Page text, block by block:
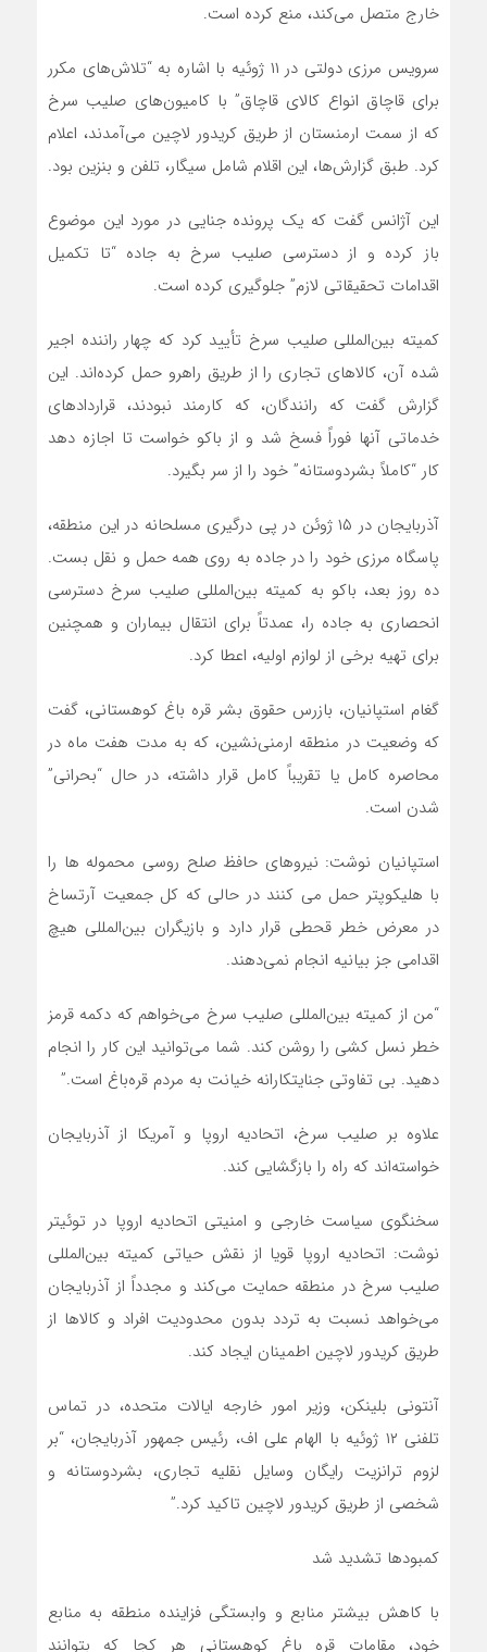
خارج متصل می‌کند، منع کرده است.
سرویس مرزی دولتی در ۱۱ ژوئیه با اشاره به “تلاش‌های مکرر
برای قاچاق انواع کالای قاچاق” با کامیون‌های صلیب سرخ
که از سمت ارمنستان از طریق کریدور لاچین می‌آمدند، اعلام
کرد. طبق گزارش‌ها، این اقلام شامل سیگار، تلفن و بنزین بود.
این آژانس گفت که یک پرونده جنایی در مورد این موضوع
باز کرده و از دسترسی صلیب سرخ به جاده “تا تکمیل
اقدامات تحقیقاتی لازم” جلوگیری کرده است.
کمیته بین‌المللی صلیب سرخ تأیید کرد که چهار راننده اجیر
شده آن، کالاهای تجاری را از طریق راهرو حمل کرده‌اند. این
گزارش گفت که رانندگان، که کارمند نبودند، قراردادهای
خدماتی آنها فوراً فسخ شد و از باکو خواست تا اجازه دهد
کار “کاملاً بشردوستانه” خود را از سر بگیرد.
آذربایجان در ۱۵ ژوئن در پی درگیری مسلحانه در این منطقه،
پاسگاه مرزی خود را در جاده به روی همه حمل و نقل بست.
ده روز بعد، باکو به کمیته بین‌المللی صلیب سرخ دسترسی
انحصاری به جاده را، عمدتاً برای انتقال بیماران و همچنین
برای تهیه برخی از لوازم اولیه، اعطا کرد.
گغام استپانیان، بازرس حقوق بشر قره باغ کوهستانی، گفت
که وضعیت در منطقه ارمنی‌نشین، که به مدت هفت ماه در
محاصره کامل یا تقریباً کامل قرار داشته، در حال “بحرانی”
شدن است.
استپانیان نوشت: نیروهای حافظ صلح روسی محموله ها را
با هلیکوپتر حمل می کنند در حالی که کل جمعیت آرتساخ
در معرض خطر قحطی قرار دارد و بازیگران بین‌المللی هیچ
اقدامی جز بیانیه انجام نمی‌دهند.
“من از کمیته بین‌المللی صلیب سرخ می‌خواهم که دکمه قرمز
خطر نسل کشی را روشن کند. شما می‌توانید این کار را انجام
دهید. بی تفاوتی جنایتکارانه خیانت به مردم قره‌باغ است.”
علاوه بر صلیب سرخ، اتحادیه اروپا و آمریکا از آذربایجان
خواسته‌اند که راه را بازگشایی کند.
سخنگوی سیاست خارجی و امنیتی اتحادیه اروپا در توئیتر
نوشت: اتحادیه اروپا قویا از نقش حیاتی کمیته بین‌المللی
صلیب سرخ در منطقه حمایت می‌کند و مجدداً از آذربایجان
می‌خواهد نسبت به تردد بدون محدودیت افراد و کالاها از
طریق کریدور لاچین اطمینان ایجاد کند.
آنتونی بلینکن، وزیر امور خارجه ایالات متحده، در تماس
تلفنی ۱۲ ژوئیه با الهام علی اف، رئیس جمهور آذربایجان، “بر
لزوم ترانزیت رایگان وسایل نقلیه تجاری، بشردوستانه و
شخصی از طریق کریدور لاچین تاکید کرد.”
کمبودها تشدید شد
با کاهش بیشتر منابع و وابستگی فزاینده منطقه به منابع
خود، مقامات قره باغ کوهستانی هر کجا که بتوانند